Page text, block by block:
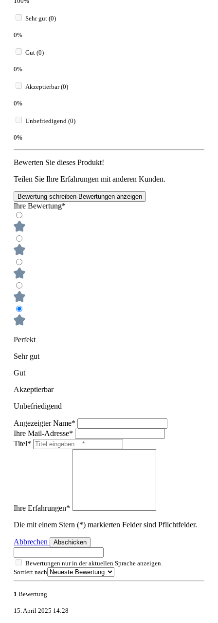
Sehr gut (0)
0%
Gut (0)
0%
Akzeptierbar (0)
0%
Unbefriedigend (0)
0%
Bewerten Sie dieses Produkt!
Teilen Sie Ihre Erfahrungen mit anderen Kunden.
Bewertung schreiben Bewertungen anzeigen
Ihre Bewertung*
Perfekt
Sehr gut
Gut
Akzeptierbar
Unbefriedigend
Angezeigter Name*
Ihre Mail-Adresse*
Titel*
Ihre Erfahrungen*
Die mit einem Stern (*) markierten Felder sind Pflichtfelder.
Abbrechen Abschicken
Bewertungen nur in der aktuellen Sprache anzeigen.
Sortiert nach
1 Bewertung
15. April 2025 14:28